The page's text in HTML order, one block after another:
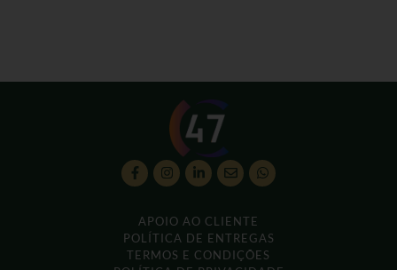
APOIO AO CLIENTE
POLÍTICA DE ENTREGAS
TERMOS E CONDIÇÕES